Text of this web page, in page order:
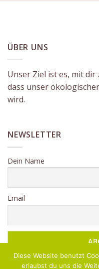
ÜBER UNS
Unser Ziel ist es, mit
dass unser
wird.
NEWSLETTER
Dein Name
Email
Diese Website benutzt
erlaubst du uns die